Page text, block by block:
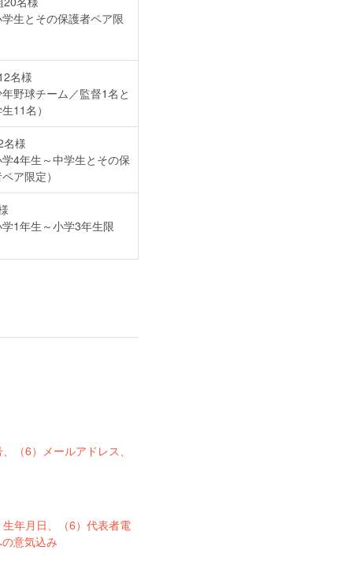
生とその保護者ペア限
名様
野球チーム／監督1名と
11名）
名様
4年生～中学生とその保
ア限定）
1年生～小学3年生限
（6）メールアドレス、
年月日、（6）代表者電
意気込み